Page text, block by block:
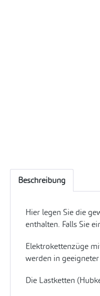
Beschreibung
Hier legen Sie die
enthalten. Falls Sie
Elektrokettenzüge
werden in
Die Lastketten